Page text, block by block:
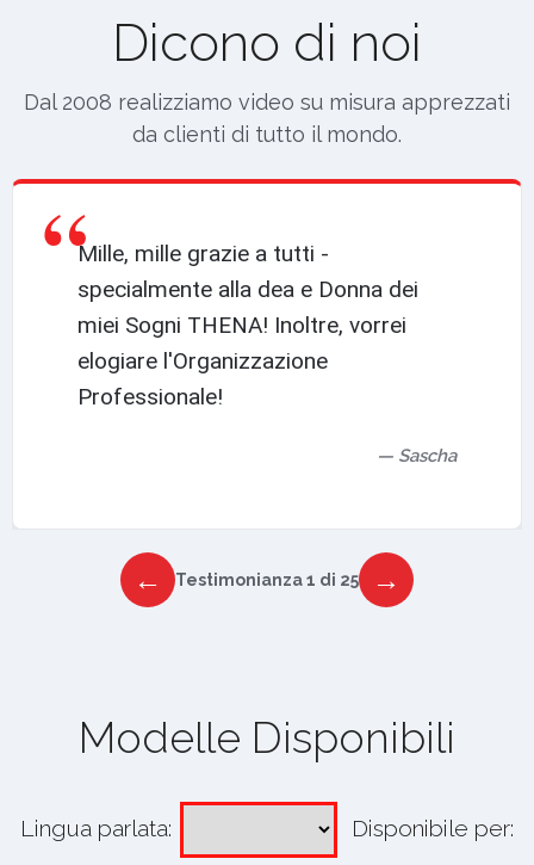
Dicono di noi
Dal 2008 realizziamo video su misura apprezzati
da clienti di tutto il mondo.
“Mille, mille grazie a tutti -
specialmente alla dea e Donna dei
miei Sogni THENA! Inoltre, vorrei
elogiare l'Organizzazione
Professionale!
Sascha
← Testimonianza 1 di 25 →
Modelle Disponibili
Lingua parlata: Disponibile per: